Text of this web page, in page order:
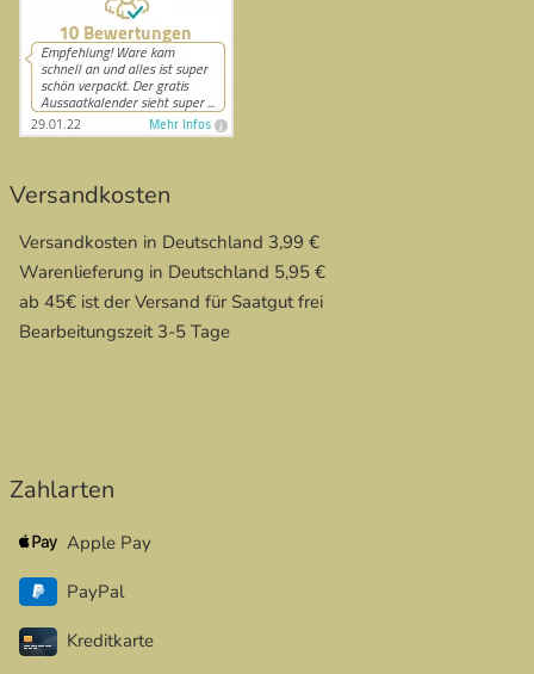
Versandkosten
Versandkosten in Deutschland 3,99 €
Warenlieferung in Deutschland 5,95 €
ab 45€ ist der Versand für Saatgut frei
Bearbeitungszeit 3-5 Tage
Zahlarten
Apple Pay
PayPal
Kreditkarte